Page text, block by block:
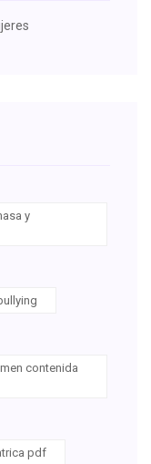
y
contenida
pdf